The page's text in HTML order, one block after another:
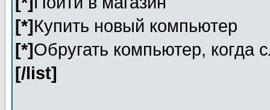
[*]Купить новый компьютер
[*]Обругать компьютер, когда
[/list]